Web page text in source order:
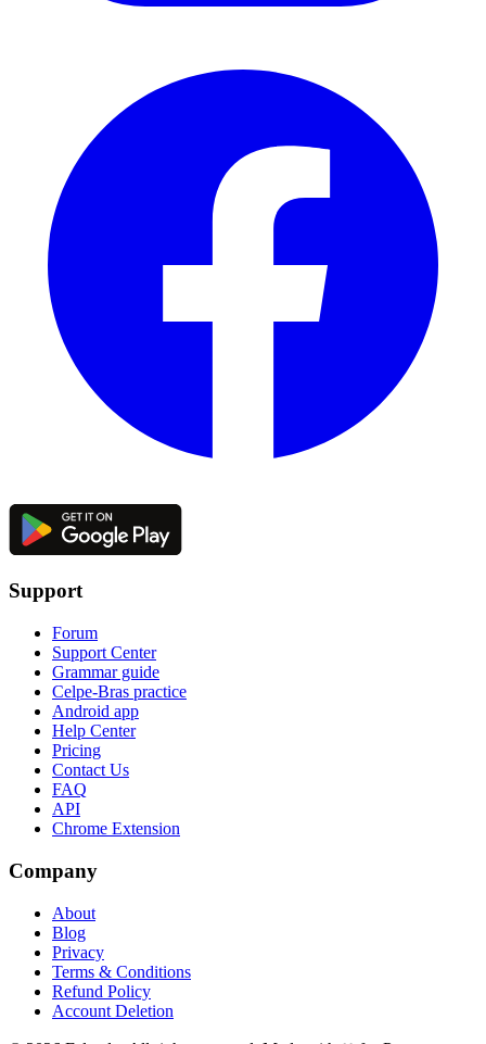
Support
Forum
Support Center
Grammar guide
Celpe-Bras practice
Android app
Help Center
Pricing
Contact Us
FAQ
API
Chrome Extension
Company
About
Blog
Privacy
Terms & Conditions
Refund Policy
Account Deletion